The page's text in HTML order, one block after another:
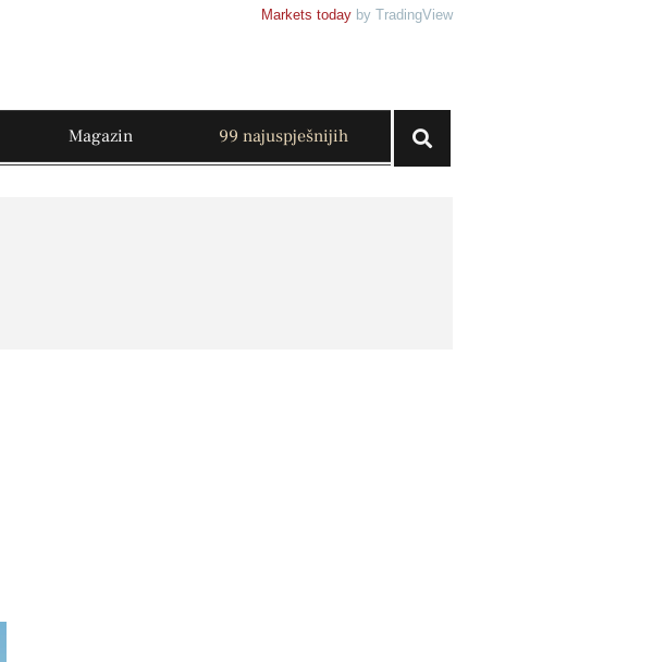
Markets today by TradingView
Magazin 99 najuspješnijih